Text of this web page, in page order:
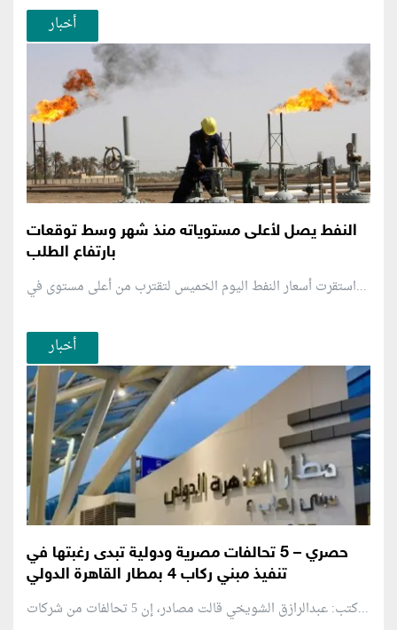
أخبار
النفط يصل لأعلى مستوياته منذ شهر وسط توقعات
بارتفاع الطلب
استقرت أسعار النفط اليوم الخميس لتقترب من أعلى مستوى في...
أخبار
حصري – 5 تحالفات مصرية ودولية تبدى رغبتها في
تنفيذ مبني ركاب 4 بمطار القاهرة الدولي
كتب: عبدالرازق الشويخي قالت مصادر، إن 5 تحالفات من شركات...